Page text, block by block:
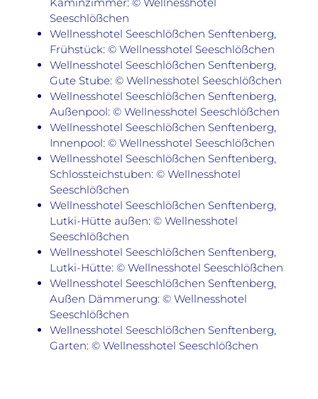
Kaminzimmer: © Wellnesshotel
Seeschlößchen
Wellnesshotel Seeschlößchen Senftenberg,
Frühstück: © Wellnesshotel Seeschlößchen
Wellnesshotel Seeschlößchen Senftenberg,
Gute Stube: © Wellnesshotel Seeschlößchen
Wellnesshotel Seeschlößchen Senftenberg,
Außenpool: © Wellnesshotel Seeschlößchen
Wellnesshotel Seeschlößchen Senftenberg,
Innenpool: © Wellnesshotel Seeschlößchen
Wellnesshotel Seeschlößchen Senftenberg,
Schlossteichstuben: © Wellnesshotel
Seeschlößchen
Wellnesshotel Seeschlößchen Senftenberg,
Lutki-Hütte außen: © Wellnesshotel
Seeschlößchen
Wellnesshotel Seeschlößchen Senftenberg,
Lutki-Hütte: © Wellnesshotel Seeschlößchen
Wellnesshotel Seeschlößchen Senftenberg,
Außen Dämmerung: © Wellnesshotel
Seeschlößchen
Wellnesshotel Seeschlößchen Senftenberg,
Garten: © Wellnesshotel Seeschlößchen